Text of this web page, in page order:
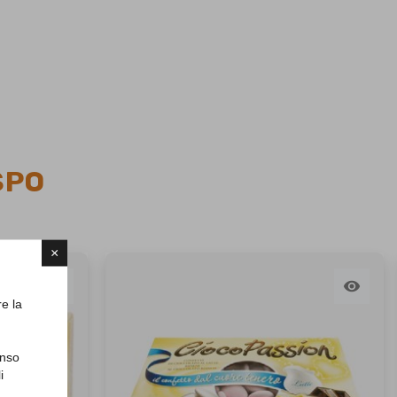
×
la
